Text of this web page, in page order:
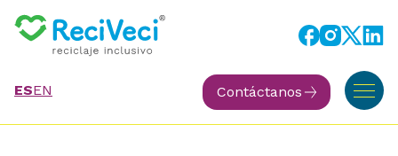
ESEN Contáctanos